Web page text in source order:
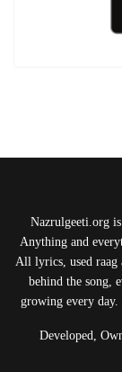
Nazrulgeeti.org
Anything and
All lyrics, used raag
behind the song,
growing every
Developed,